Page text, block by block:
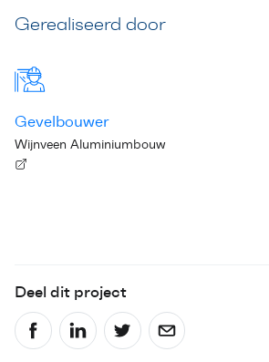
Gerealiseerd door
Gevelbouwer
Wijnveen Aluminiumbouw
Deel dit project